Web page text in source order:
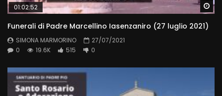
01:02:52
Funerali di Padre Marcellino Iasenzaniro (27 luglio 2021)
SIMONA MARMORINO
27/07/2021
0
19.6K 515 0